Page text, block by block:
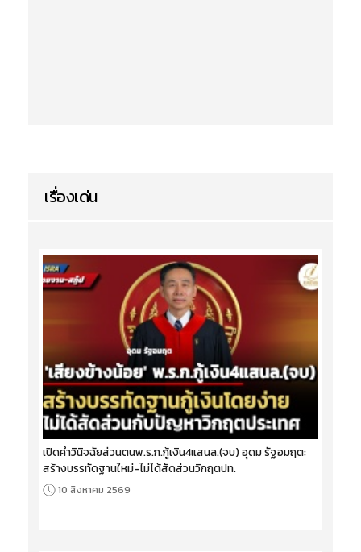
เรื่องเด่น
เปิดคำวินิจฉัยส่วนตนพ.ร.ก.กู้เงิน4แสนล.(จบ) อุดม รัฐอมฤต:
สร้างบรรทัดฐานใหม่-ไม่ได้สัดส่วนวิกฤตปท.
10 สิงหาคม 2569